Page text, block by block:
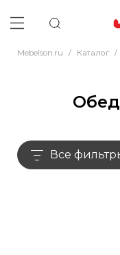
Mebelson.ru / Каталог /
Все